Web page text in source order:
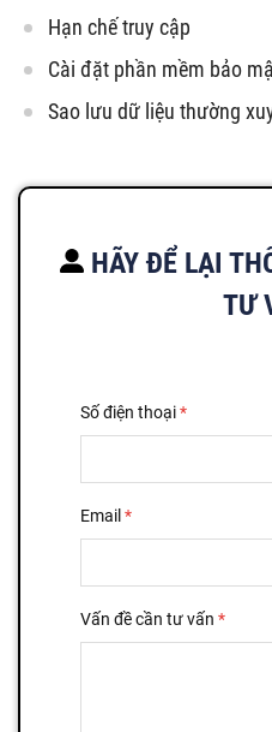
Hạn chế truy cập
Cài đặt phần mềm bảo
Sao lưu dữ liệu thường
HÃY ĐỂ LẠI
TƯ